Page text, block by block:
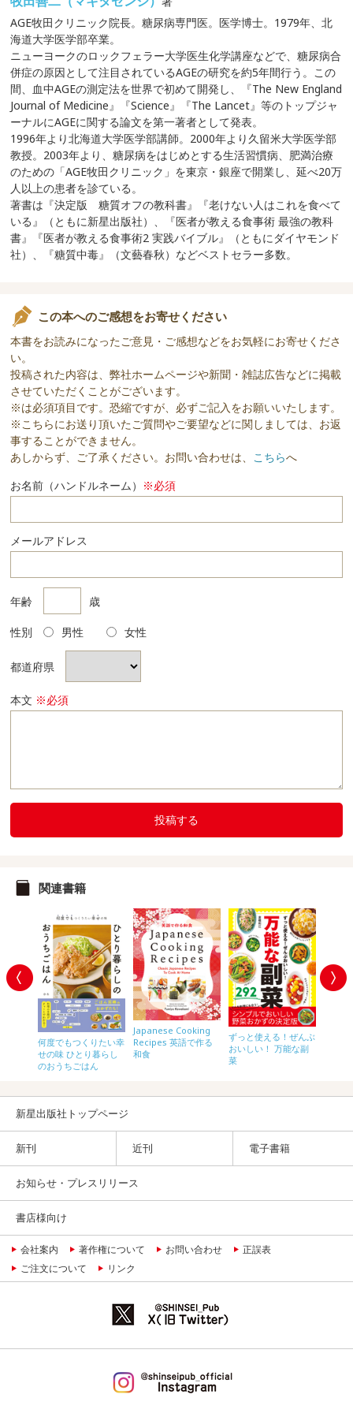
AGE牧田クリニック院長。糖尿病専門医。医学博士。1979年、北
海道大学医学部卒業。
ニューヨークのロックフェラー大学医生化学講座などで、糖尿病合
併症の原因として注目されているAGEの研究を約5年間行う。この
間、血中AGEの測定法を世界で初めて開発し、『The New England
Journal of Medicine』『Science』『The Lancet』等のトップジャ
ーナルにAGEに関する論文を第一著者として発表。
1996年より北海道大学医学部講師。2000年より久留米大学医学部
教授。2003年より、糖尿病をはじめとする生活習慣病、肥満治療
のための「AGE牧田クリニック」を東京・銀座で開業し、延べ20万
人以上の患者を診ている。
著書は『決定版 糖質オフの教科書』『老けない人はこれを食べて
いる』（ともに新星出版社）、『医者が教える食事術 最強の教科
書』『医者が教える食事術2 実践バイブル』（ともにダイヤモンド
社）、『糖質中毒』（文藝春秋）などベストセラー多数。
この本へのご感想をお寄せください
本書をお読みになったご意見・ご感想などをお気軽にお寄せくださ
い。
投稿された内容は、弊社ホームページや新聞・雑誌広告などに掲載
させていただくことがございます。
※は必須項目です。恐縮ですが、必ずご記入をお願いいたします。
※こちらにお送り頂いたご質問やご要望などに関しましては、お返
事することができません。
あしからず、ご了承ください。お問い合わせは、 こちらへ
お名前（ハンドルネーム） ※必須
メールアドレス
年齢 歳
性別 男性 女性
都道府県
本文 ※必須
投稿する
関連書籍
何度でもつくりたい幸
せの味 ひとり暮らし
のおうちごはん
Japanese Cooking
Recipes 英語で作る
和食
ずっと使える！ぜんぶ
おいしい！ 万能な副
菜
新星出版社トップページ
新刊 近刊 電子書籍
お知らせ・プレスリリース
書店様向け
会社案内 著作権について お問い合わせ
正誤表
ご注文について
リンク